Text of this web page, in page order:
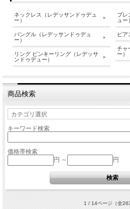
ネックレス（レデッサンドゥデュ
ー）
バングル（レデッサンドゥデュ
ー）
リング ピンキーリング（レデッサ
ンドゥデュー）
ブレ
ュー
ピア
チャ
ー）
商品検索
キーワード検索
価格帯検索
円 ～
円
1 / 14ページ（全